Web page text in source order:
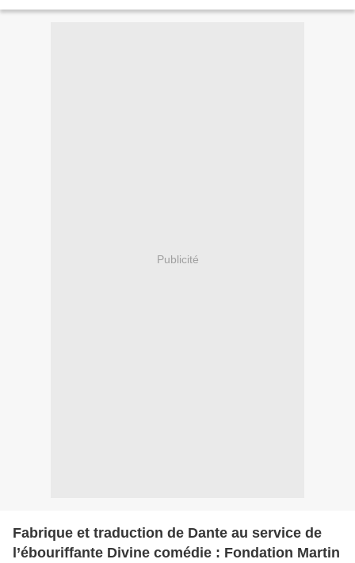
Publicité
Fabrique et traduction de Dante au service de
l’ébouriffante Divine comédie : Fondation Martin